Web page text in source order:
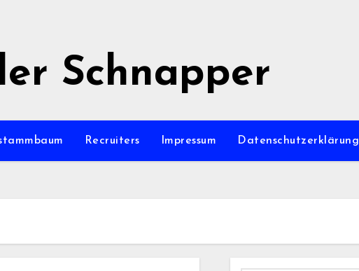
Schnapper
Recruiters Impressum Datenschutzerklärung